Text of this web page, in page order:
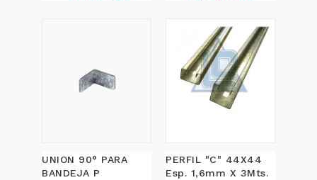
UNION 90° PARA
BANDEJA P
PERFIL "C" 44X44
Esp. 1,6mm X 3Mts.